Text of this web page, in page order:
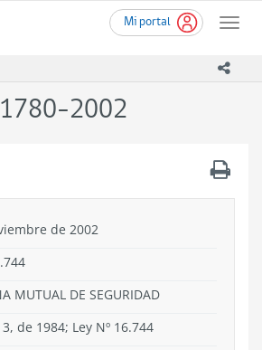
Mi portal
Toggle
2002
de 2002
MUTUAL DE SEGURIDAD
de 1984; Ley Nº 16.744